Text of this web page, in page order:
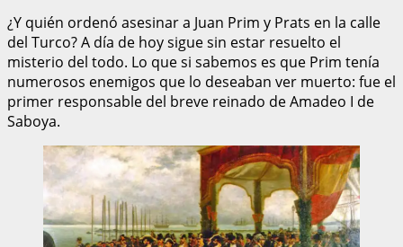
¿Y quién ordenó asesinar a Juan Prim y Prats en la calle
del Turco? A día de hoy sigue sin estar resuelto el
misterio del todo. Lo que si sabemos es que Prim tenía
numerosos enemigos que lo deseaban ver muerto: fue el
primer responsable del breve reinado de Amadeo I de
Saboya.